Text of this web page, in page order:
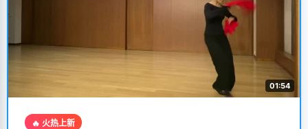
01:54
🔥 火热上新